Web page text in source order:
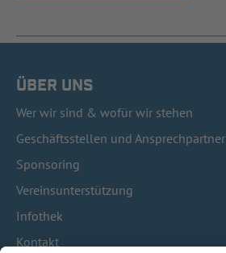
ÜBER UNS
Wer wir sind & wofür wir stehen
Geschäftsstellen und Ansprechpartner
Sponsoring
Vereinsunterstützung
Infothek
Kontakt